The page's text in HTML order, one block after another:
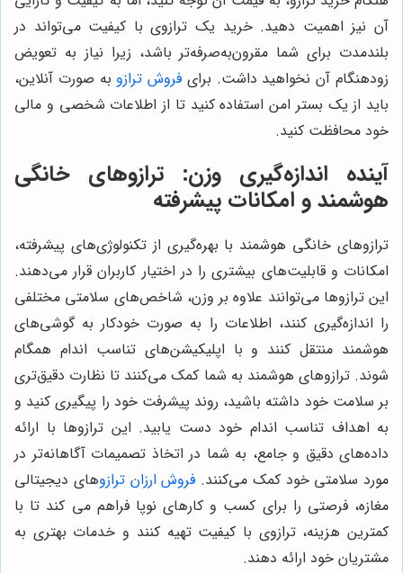
آن نیز اهمیت دهید. خرید یک ترازوی با کیفیت می‌تواند در
بلندمدت برای شما مقرون‌به‌صرفه‌تر باشد، زیرا نیاز به تعویض
زودهنگام آن نخواهید داشت. برای فروش ترازو به صورت آنلاین،
باید از یک بستر امن استفاده کنید تا از اطلاعات شخصی و مالی
خود محافظت کنید.
آینده اندازه‌گیری وزن: ترازوهای خانگی
هوشمند و امکانات پیشرفته
ترازوهای خانگی هوشمند با بهره‌گیری از تکنولوژی‌های پیشرفته،
امکانات و قابلیت‌های بیشتری را در اختیار کاربران قرار می‌دهند.
این ترازوها می‌توانند علاوه بر وزن، شاخص‌های سلامتی مختلفی
را اندازه‌گیری کنند، اطلاعات را به صورت خودکار به گوشی‌های
هوشمند منتقل کنند و با اپلیکیشن‌های تناسب اندام همگام
شوند. ترازوهای هوشمند به شما کمک می‌کنند تا نظارت دقیق‌تری
بر سلامت خود داشته باشید، روند پیشرفت خود را پیگیری کنید و
به اهداف تناسب اندام خود دست یابید. این ترازوها با ارائه
داده‌های دقیق و جامع، به شما در اتخاذ تصمیمات آگاهانه‌تر در
مورد سلامتی خود کمک می‌کنند. فروش ارزان ترازوهای دیجیتالی
مغازه، فرصتی را برای کسب و کارهای نوپا فراهم می کند تا با
کمترین هزینه، ترازوی با کیفیت تهیه کنند و خدمات بهتری به
مشتریان خود ارائه دهند.